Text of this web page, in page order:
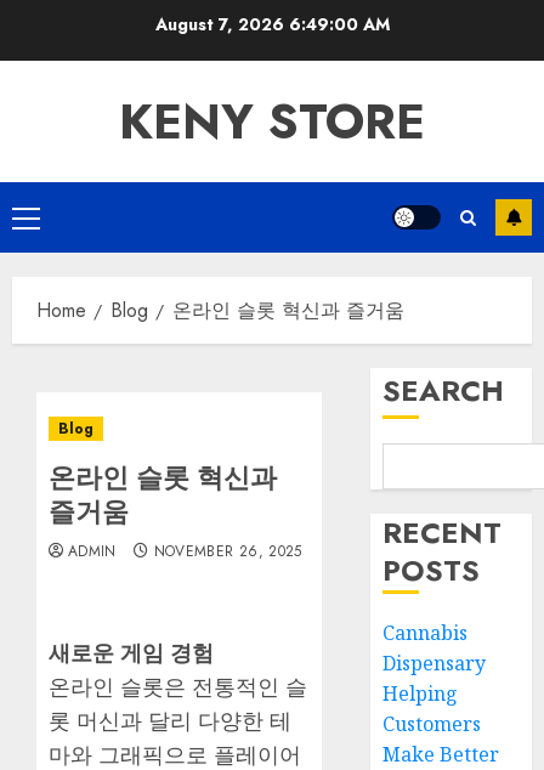
August 7, 2026 6:49:00 AM
KENY STORE
Primary
Menu
Home Blog 온라인 슬롯 혁신과 즐거움
Blog
온라인 슬롯 혁신과
즐거움
ADMIN NOVEMBER 26, 2025
새로운 게임 경험
온라인 슬롯은 전통적인 슬
롯 머신과 달리 다양한 테
마와 그래픽으로 플레이어
SEARCH
RECENT
POSTS
Cannabis
Dispensary
Helping
Customers
Make Better